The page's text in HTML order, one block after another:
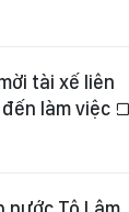
tài xế liên
làm việc